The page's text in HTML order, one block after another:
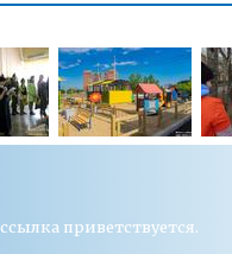
приветствуется.